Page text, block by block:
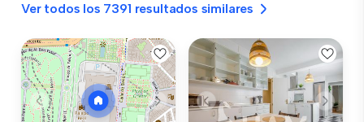
Ver todos los 7391 resultados similares